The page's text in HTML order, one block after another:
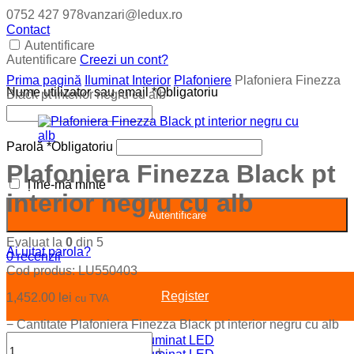
0752 427 978vanzari@ledux.ro
Contact
Autentificare
Autentificare Creezi un cont?
Nume utilizator sau email*Obligatoriu
Parolă *Obligatoriu
Ține-mă minte
Autentificare
Ai uitat parola?
Register
Prima pagină Iluminat Interior Plafoniere Plafoniera Finezza
Black pt interior negru cu alb
Plafoniera Finezza Black pt
interior negru cu alb
Evaluat la 0 din 5
0recenzii
Cod produs: LU550403
1,452.00 lei cu TVA
− Cantitate Plafoniera Finezza Black pt interior negru cu alb
+